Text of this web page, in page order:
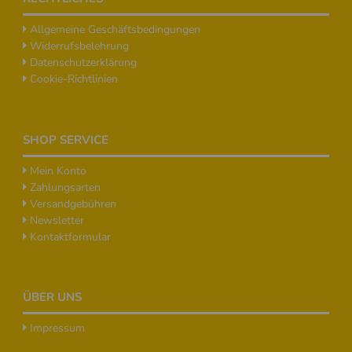
Allgemeine Geschäftsbedingungen
Widerrufsbelehrung
Datenschutzerklärung
Cookie-Richtlinien
SHOP SERVICE
Mein Konto
Zahlungsarten
Versandgebühren
Newsletter
Kontaktformular
ÜBER UNS
Impressum